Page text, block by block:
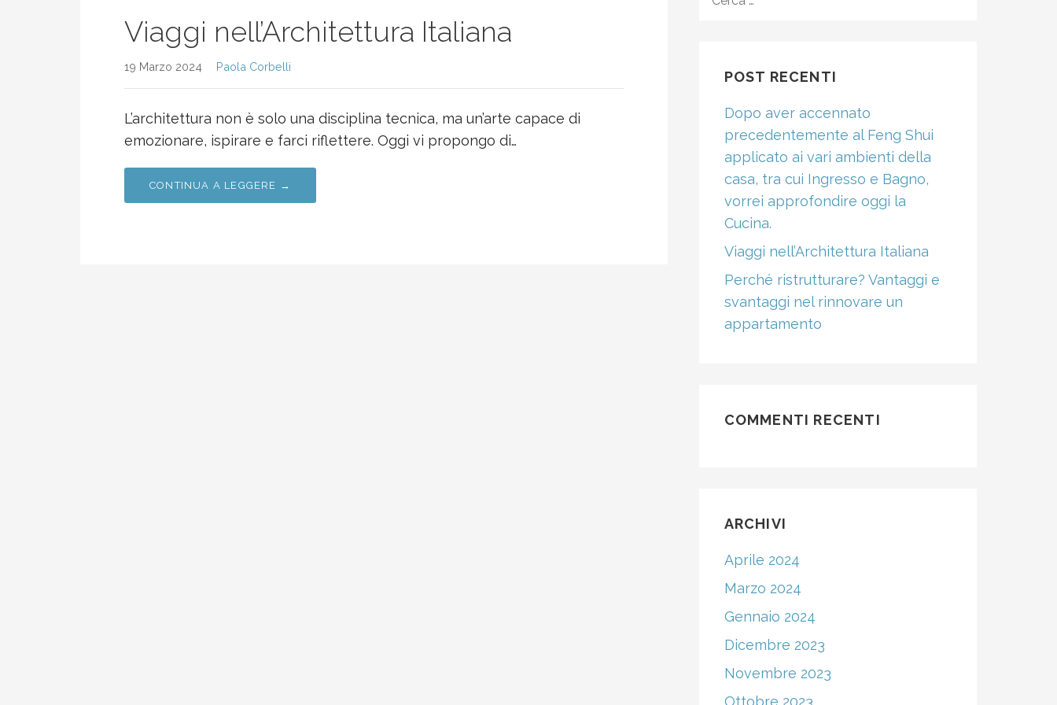
Viaggi nell’Architettura Italiana
19 Marzo 2024 Paola Corbelli
L’architettura non è solo una disciplina tecnica, ma un’arte capace di
emozionare, ispirare e farci riflettere. Oggi vi propongo di…
CONTINUA A LEGGERE →
PER:
POST RECENTI
Dopo aver accennato
precedentemente al Feng Shui
applicato ai vari ambienti della
casa, tra cui Ingresso e Bagno,
vorrei approfondire oggi la
Cucina.
Viaggi nell’Architettura Italiana
Perché ristrutturare? Vantaggi e
svantaggi nel rinnovare un
appartamento
COMMENTI RECENTI
ARCHIVI
Aprile 2024
Marzo 2024
Gennaio 2024
Dicembre 2023
Novembre 2023